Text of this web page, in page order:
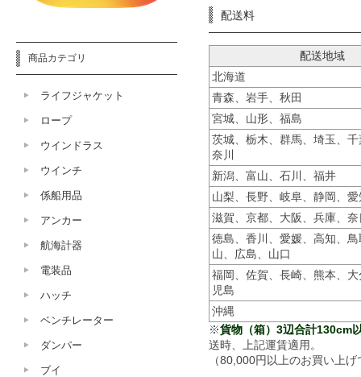
配送料
配送地域
北海道
青森、岩手、秋田
宮城、山形、福島
茨城、栃木、群馬、埼玉、
奈川
新潟、富山、石川、福井
山梨、長野、岐阜、静岡、
滋賀、京都、大阪、兵庫、
徳島、香川、愛媛、高知、
山、広島、山口
福岡、佐賀、長崎、熊本、
児島
沖縄
※貨物（箱）3辺合計130cm
送時、上記運賃適用。
（80,000円以上のお買い上げ
商品カテゴリ
ライフジャケット
ロープ
ウインドラス
ウインチ
係船用品
アンカー
航海計器
電装品
ハッチ
ベンチレーター
ダンパー
ブイ